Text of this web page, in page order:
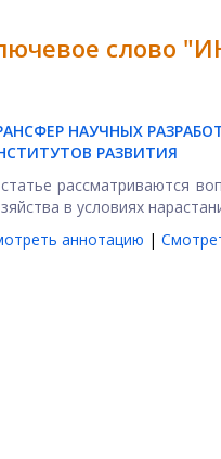
слово
НАУЧНЫХ
РАЗВИТИЯ
рассматриваются
в условиях
аннотацию |